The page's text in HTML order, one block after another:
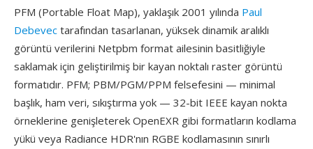
PFM (Portable Float Map), yaklaşık 2001 yılında Paul
Debevec tarafından tasarlanan, yüksek dinamik aralıklı
görüntü verilerini Netpbm format ailesinin basitliğiyle
saklamak için geliştirilmiş bir kayan noktalı raster görüntü
formatıdır. PFM; PBM/PGM/PPM felsefesini — minimal
başlık, ham veri, sıkıştırma yok — 32-bit IEEE kayan nokta
örneklerine genişleterek OpenEXR gibi formatların kodlama
yükü veya Radiance HDR'nın RGBE kodlamasının sınırlı